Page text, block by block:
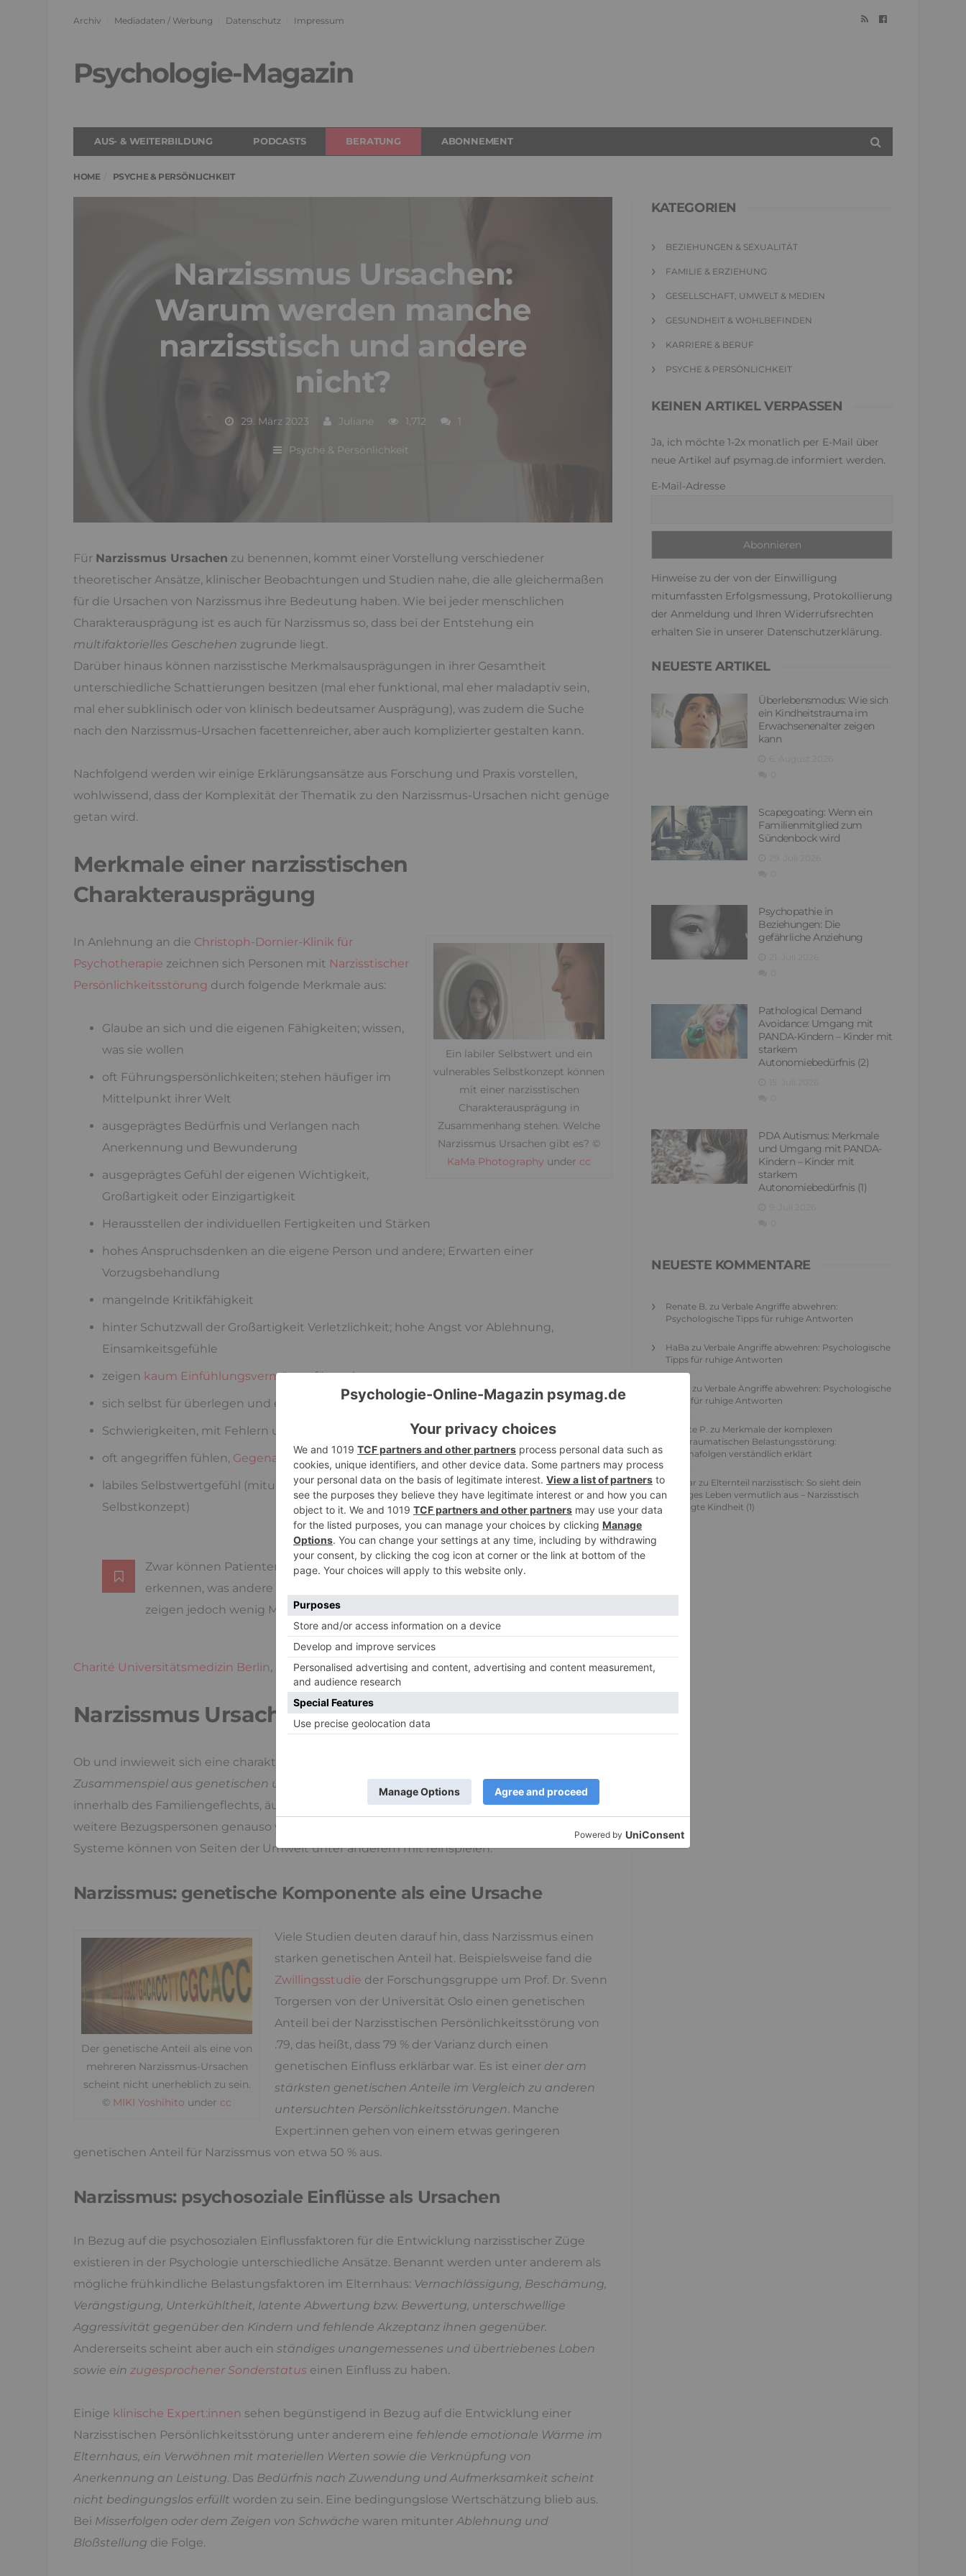
Archiv Mediadaten / Werbung Datenschutz Impressum
Psychologie-Magazin
AUS- & WEITERBILDUNG PODCASTS BERATUNG ABONNEMENT
HOME PSYCHE & PERSÖNLICHKEIT
Narzissmus Ursachen:
Warum werden manche
narzisstisch und andere
nicht?
29. März 2023 Juliane 1,712 1
Psyche & Persönlichkeit
Für Narzissmus Ursachen zu benennen, kommt einer Vorstellung verschiedener
theoretischer Ansätze, klinischer Beobachtungen und Studien nahe, die alle gleichermaßen
für die Ursachen von Narzissmus ihre Bedeutung haben. Wie bei jeder menschlichen
Charakterausprägung ist es auch für Narzissmus so, dass bei der Entstehung ein
multifaktorielles Geschehen zugrunde liegt.
Darüber hinaus können narzisstische Merkmalsausprägungen in ihrer Gesamtheit
unterschiedliche Schattierungen besitzen (mal eher funktional, mal eher maladaptiv sein,
mal eher subklinisch oder von klinisch bedeutsamer Ausprägung), was zudem die Suche
nach den Narzissmus-Ursachen facettenreicher, aber auch komplizierter gestalten kann.
Nachfolgend werden wir einige Erklärungsansätze aus Forschung und Praxis vorstellen,
wohlwissend, dass der Komplexität der Thematik zu den Narzissmus-Ursachen nicht genüge
getan wird.
Merkmale einer narzisstischen
Charakterausprägung
Ein labiler Selbstwert und ein
vulnerables Selbstkonzept können
mit einer narzisstischen
Charakterausprägung in
Zusammenhang stehen. Welche
Narzissmus Ursachen gibt es? ©
KaMa Photography under cc
In Anlehnung an die Christoph-Dornier-Klinik für
Psychotherapie zeichnen sich Personen mit Narzisstischer
Persönlichkeitsstörung durch folgende Merkmale aus:
Glaube an sich und die eigenen Fähigkeiten; wissen,
was sie wollen
oft Führungspersönlichkeiten; stehen häufiger im
Mittelpunkt ihrer Welt
ausgeprägtes Bedürfnis und Verlangen nach
Anerkennung und Bewunderung
ausgeprägtes Gefühl der eigenen Wichtigkeit,
Großartigkeit oder Einzigartigkeit
Herausstellen der individuellen Fertigkeiten und Stärken
hohes Anspruchsdenken an die eigene Person und andere; Erwarten einer
Vorzugsbehandlung
mangelnde Kritikfähigkeit
hinter Schutzwall der Großartigkeit Verletzlichkeit; hohe Angst vor Ablehnung,
Einsamkeitsgefühle
zeigen kaum Einfühlungsvermögenfür andere
sich selbst für überlegen und einzigartig halten
Schwierigkeiten, mit Fehlern und Misserfolgen umzugehen
oft angegriffen fühlen, Gegenangriff starten
labiles Selbstwertgefühl (mitunter Wechsel von Überhöhung und negativem
Selbstkonzept)
Zwar können Patienten, die unter einer solchen Störung leiden, gut
erkennen, was andere Menschen fühlen, denken und beabsichtigen, sie
zeigen jedoch wenig Mitgefühl.
Charité Universitätsmedizin Berlin, Pressemitteilung
Narzissmus Ursachen: Gene und Umwelt
Ob und inwieweit sich eine charakterliche Ausprägung zeigt, ist aus psychologischer Sicht ein
Zusammenspiel aus genetischen und umweltbezogenen Faktoren. Zusammenhänge
innerhalb des Familiengeflechts, äußere systematische Einflüsse wie Schule, Peergroup,
weitere Bezugspersonen genauso wie die Einbettung in bestimmte gesellschaftliche
Systeme können von Seiten der Umwelt unter anderem mit reinspielen.
Narzissmus: genetische Komponente als eine Ursache
Der genetische Anteil als eine von
mehreren Narzissmus-Ursachen
scheint nicht unerheblich zu sein.
© MIKI Yoshihito under cc
Viele Studien deuten darauf hin, dass Narzissmus einen
starken genetischen Anteil hat. Beispielsweise fand die
Zwillingsstudie der Forschungsgruppe um Prof. Dr. Svenn
Torgersen von der Universität Oslo einen genetischen
Anteil bei der Narzisstischen Persönlichkeitsstörung von
.79, das heißt, dass 79 % der Varianz durch einen
genetischen Einfluss erklärbar war. Es ist einer der am
stärksten genetischen Anteile im Vergleich zu anderen
untersuchten Persönlichkeitsstörungen. Manche
Expert:innen gehen von einem etwas geringeren
genetischen Anteil für Narzissmus von etwa 50 % aus.
Narzissmus: psychosoziale Einflüsse als Ursachen
In Bezug auf die psychosozialen Einflussfaktoren für die Entwicklung narzisstischer Züge
existieren in der Psychologie unterschiedliche Ansätze. Benannt werden unter anderem als
mögliche frühkindliche Belastungsfaktoren im Elternhaus: Vernachlässigung, Beschämung,
Verängstigung, Unterkühltheit, latente Abwertung bzw. Bewertung, unterschwellige
Aggressivität gegenüber den Kindern und fehlende Akzeptanz ihnen gegenüber.
Andererseits scheint aber auch ein ständiges unangemessenes und übertriebenes Loben
sowie ein zugesprochener Sonderstatus einen Einfluss zu haben.
Einige klinische Expert:innen sehen begünstigend in Bezug auf die Entwicklung einer
Narzisstischen Persönlichkeitsstörung unter anderem eine fehlende emotionale Wärme im
Elternhaus, ein Verwöhnen mit materiellen Werten sowie die Verknüpfung von
Anerkennung an Leistung. Das Bedürfnis nach Zuwendung und Aufmerksamkeit scheint
nicht bedingungslos erfüllt worden zu sein. Eine bedingungslose Wertschätzung blieb aus.
Bei Misserfolgen oder dem Zeigen von Schwäche waren mitunterAblehnung und
Bloßstellung die Folge.
KATEGORIEN
BEZIEHUNGEN & SEXUALITÄT
FAMILIE & ERZIEHUNG
GESELLSCHAFT, UMWELT & MEDIEN
GESUNDHEIT & WOHLBEFINDEN
KARRIERE & BERUF
PSYCHE & PERSÖNLICHKEIT
KEINEN ARTIKEL VERPASSEN
Ja, ich möchte 1-2x monatlich per E-Mail über
neue Artikel auf psymag.de informiert werden.
E-Mail-Adresse
Hinweise zu der von der Einwilligung
mitumfassten Erfolgsmessung, Protokollierung
der Anmeldung und Ihren Widerrufsrechten
erhalten Sie in unserer Datenschutzerklärung.
NEUESTE ARTIKEL
Überlebensmodus: Wie sich
ein Kindheitstrauma im
Erwachsenenalter zeigen
kann
Scapegoating: Wenn ein
Familienmitglied zum
Sündenbock wird
Psychopathie in
Beziehungen: Die
gefährliche Anziehung
Pathological Demand
Avoidance: Umgang mit
PANDA-Kindern – Kinder mit
starkem
Autonomiebedürfnis (2)
PDA Autismus: Merkmale
und Umgang mit PANDA-
Kindern – Kinder mit
starkem
Autonomiebedürfnis (1)
NEUESTE KOMMENTARE
Renate B. zu Verbale Angriffe abwehren:
Psychologische Tipps für ruhige Antworten
HaBa zu Verbale Angriffe abwehren: Psychologische
Tipps für ruhige Antworten
zu Verbale Angriffe abwehren: Psychologische
Tipps für ruhige Antworten
Juliette P. zu Merkmale der komplexen
Posttraumatischen Belastungsstörung:
Traumafolgen verständlich erklärt
Ansgar zu Elternteil narzisstisch: So sieht dein
heutiges Leben vermutlich aus – Narzisstisch
geprägte Kindheit (1)